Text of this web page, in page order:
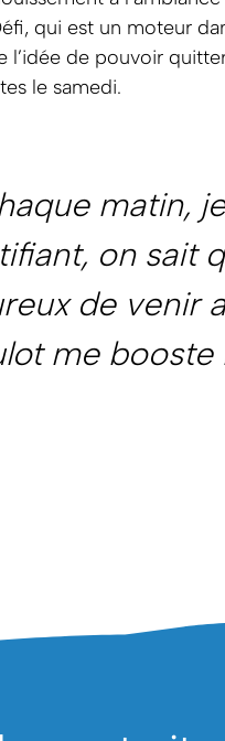
qui est un moteur
l’idée de pouvoir
le samedi.
matin,
on sait
de venir
me booste